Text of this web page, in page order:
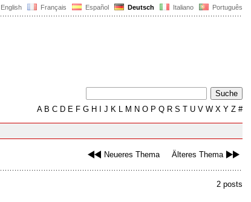
English Français Español Deutsch Italiano Português
AB C D E F G H J K L M N O P Q R S T U V W X Y Z #
Neueres Thema Älteres Thema
2 posts